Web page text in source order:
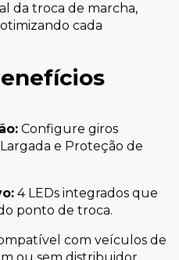
da troca de marcha,
cada
Configure giros
e Proteção de
4 LEDs integrados que
ponto de troca.
com veículos de